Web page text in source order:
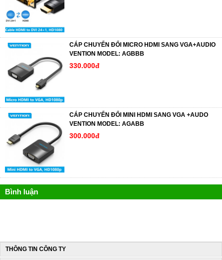
CÁP CHUYỂN ĐỔI MICRO HDMI SANG VGA+AUDIO
VENTION MODEL: AGBBB
330.000đ
CÁP CHUYỂN ĐỔI MINI HDMI SANG VGA +AUDO
VENTION MODEL: AGABB
300.000đ
Bình luận
THÔNG TIN CÔNG TY